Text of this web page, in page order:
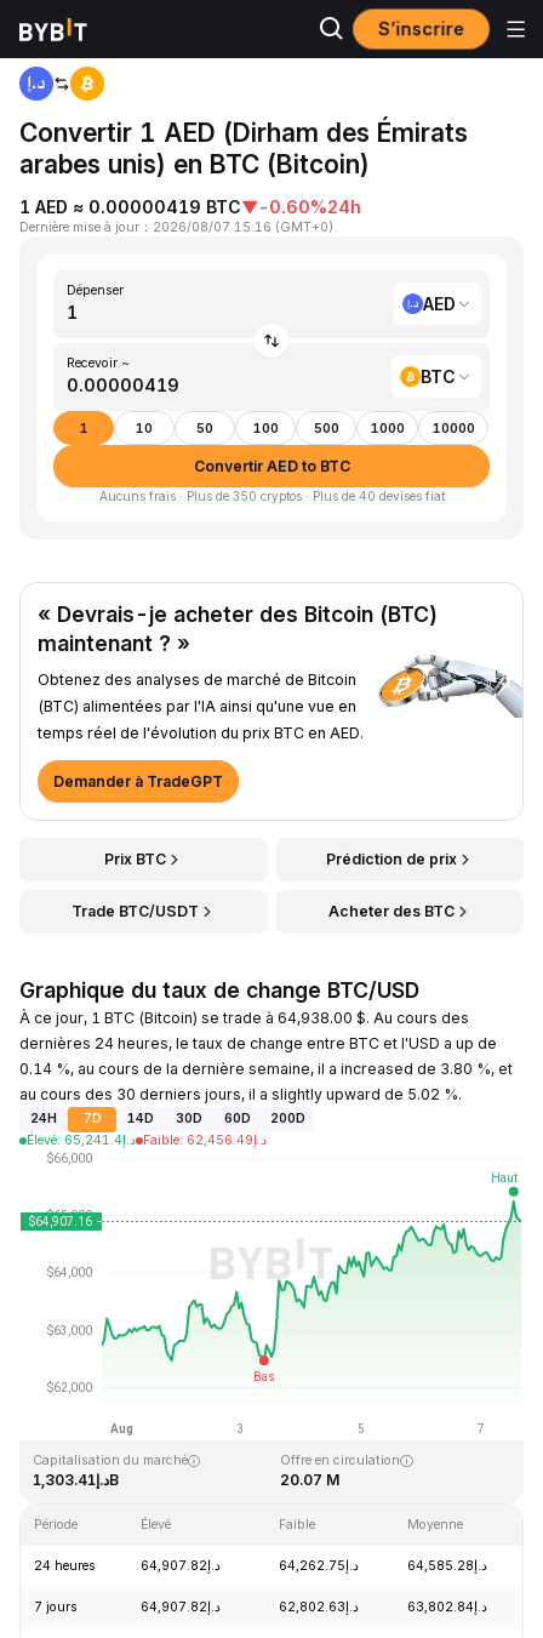
S’inscrire
Accueil
Convertir 1 AED (Dirham des Émirats
arabes unis) en BTC (Bitcoin)
1 AED ≈ 0.00000419 BTC▼-0.60%24h
Dernière mise à jour ： 2026/08/07 15:16 (GMT+0)
Dépenser
AED
Recevoir ~
BTC
1 10 50 100 500 1000 10000
Convertir AED to BTC
Aucuns frais · Plus de 350 cryptos · Plus de 40 devises fiat
« Devrais-je acheter des Bitcoin (BTC)
maintenant ? »
Obtenez des analyses de marché de Bitcoin
(BTC) alimentées par l'IA ainsi qu'une vue en
temps réel de l'évolution du prix BTC en AED.
Demander à TradeGPT
Prix BTC Prédiction de prix
Trade BTC/USDT Acheter des BTC
Graphique du taux de change BTC/USD
À ce jour, 1 BTC (Bitcoin) se trade à 64,938.00 $. Au cours des
dernières 24 heures, le taux de change entre BTC et l'USD a up de
0.14 %, au cours de la dernière semaine, il a increased de 3.80 %, et
au cours des 30 derniers jours, il a slightly upward de 5.02 %.
24H 7D 14D 30D 60D
200D
Élevé: د.إ65,241.4 Faible: د.إ62,456.49
Dernière mise à jour : 2026-08-07, 15:16 GMT+0
د.إ126,080.00
Capitalisation du marché
د.إ1,303.41B
Offre en circulation
20.07 M
Période Élevé Faible Moyenne
24 heures د.إ64,907.82 د.إ64,262.75 د.إ64,585.28
7 jours د.إ64,907.82 د.إ62,802.63 د.إ63,802.84